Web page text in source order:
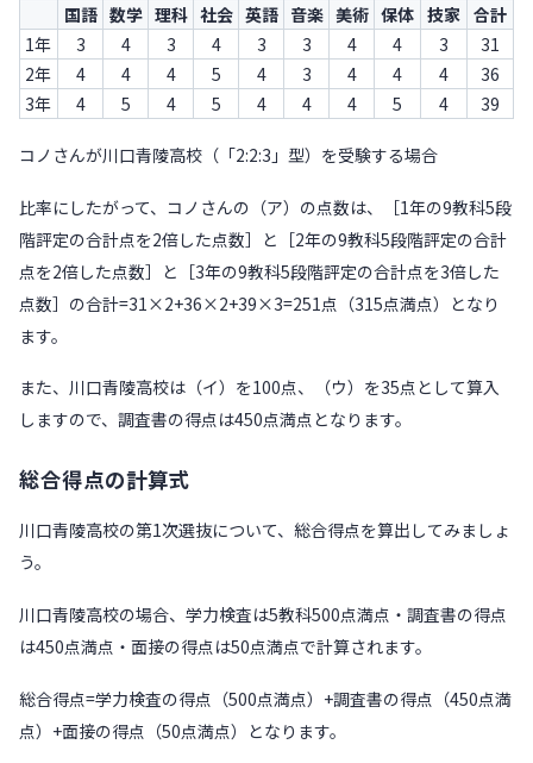
国語 数学 理科 社会 英語 音楽 美術 保体 技家 合計
1年
3 4 3 4 3 3 4 4 3
31
2年
4 4 4 5 4 3 4 4 4
36
3年
4 5 4 5 4 4 4 5 4 39
コノさんが川口青陵高校（「2:2:3」型）を受験する場合
比率にしたがって、コノさんの（ア）の点数は、［1年の9教科5段
階評定の合計点を2倍した点数］と［2年の9教科5段階評定の合計
点を2倍した点数］と［3年の9教科5段階評定の合計点を3倍した
点数］の合計=31×2+36×2+39×3=251点（315点満点）となり
ます。
また、川口青陵高校は（イ）を100点、（ウ）を35点として算入
しますので、調査書の得点は450点満点となります。
総合得点の計算式
川口青陵高校の第1次選抜について、総合得点を算出してみましょ
う。
川口青陵高校の場合、学力検査は5教科500点満点・調査書の得点
は450点満点・面接の得点は50点満点で計算されます。
総合得点=学力検査の得点（500点満点）+調査書の得点（450点満
点）+面接の得点（50点満点）となります。